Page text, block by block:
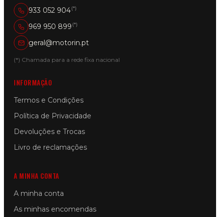
933 052 904(*)
969 950 899 (*)
geral@motorin.pt
(*) Chamada para a rede fixa nacional
INFORMAÇÃO
Termos e Condições
Política de Privacidade
Devoluções e Trocas
Livro de reclamações
A MINHA CONTA
A minha conta
As minhas encomendas